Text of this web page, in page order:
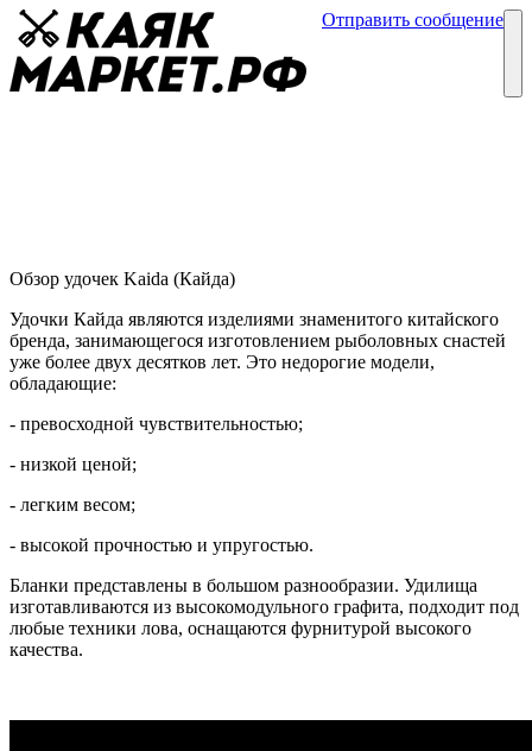
Отправить сообщение
Обзор удочек Kaida (Кайда)
Удочки Кайда являются изделиями знаменитого китайского
бренда, занимающегося изготовлением рыболовных снастей
уже более двух десятков лет. Это недорогие модели,
обладающие:
- превосходной чувствительностью;
- низкой ценой;
- легким весом;
- высокой прочностью и упругостью.
Бланки представлены в большом разнообразии. Удилища
изготавливаются из высокомодульного графита, подходит под
любые техники лова, оснащаются фурнитурой высокого
качества.